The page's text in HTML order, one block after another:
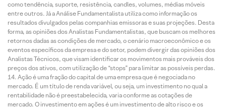
como tendência, suporte, resistência, candles, volumes, médias móveis
entre outros. Já a Análise Fundamentalista utiliza como informação os
resultados divulgados pelas companhias emissoras e suas projeções. Desta
forma, as opiniões dos Analistas Fundamentalistas, que buscam os melhores
retornos dadas as condições de mercado, o cenário macroeconômico e os
eventos específicos da empresa e do setor, podem divergir das opiniões dos
Analistas Técnicos, que visam identificar os movimentos mais prováveis dos
preços dos ativos, com utilização de “stops” para limitar as possíveis perdas.
Ação é uma fração do capital de uma empresa que é negociada no
mercado. É um título de renda variável, ou seja, um investimento no qual a
rentabilidade não é preestabelecida, varia conforme as cotações de
mercado. O investimento em ações é um investimento de alto risco e os